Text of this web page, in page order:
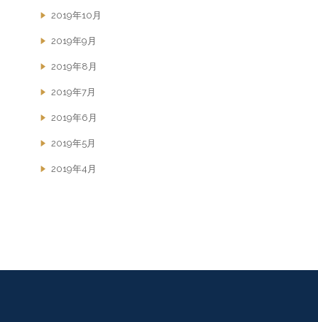
2019年10月
2019年9月
2019年8月
2019年7月
2019年6月
2019年5月
2019年4月